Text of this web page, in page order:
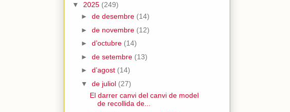
▼ 2025 (249)
► de desembre (14)
► de novembre (12)
► d’octubre (14)
► de setembre (13)
► d’agost (14)
▼ de juliol (27)
El darrer canvi del canvi de model
de recollida de...